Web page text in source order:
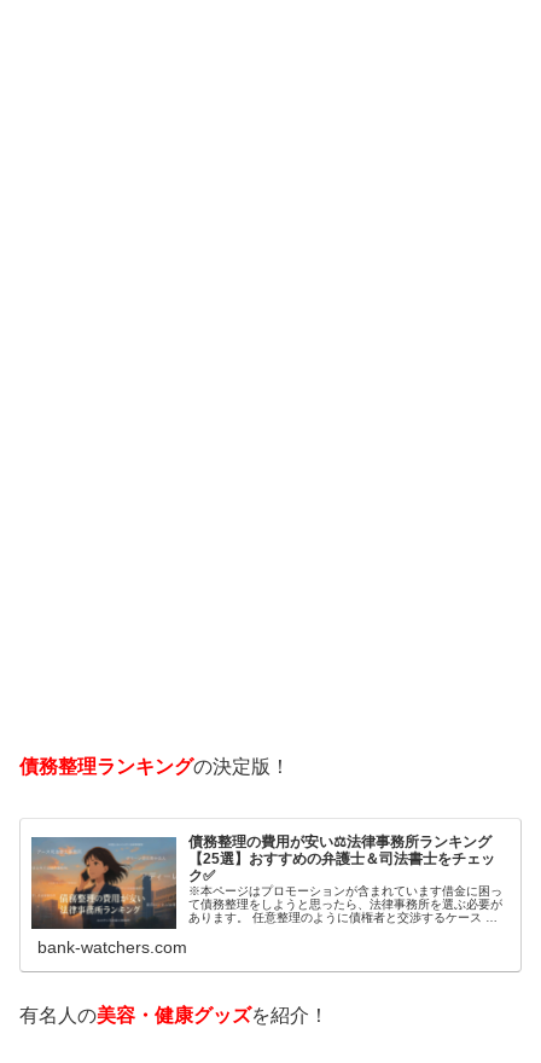
債務整理ランキングの決定版！
債務整理の費用が安い⚖️法律事務所ランキング
【25選】おすすめの弁護士＆司法書士をチェッ
ク✅
※本ページはプロモーションが含まれています借金に困っ
て債務整理をしようと思ったら、法律事務所を選ぶ必要が
あります。 任意整理のように債権者と交渉するケース 自
bank-watchers.com
有名人の美容・健康グッズを紹介！